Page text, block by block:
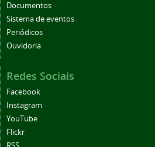
Documentos
Sistema de eventos
Periódicos
Ouvidoria
Redes Sociais
Facebook
Instagram
YouTube
Flickr